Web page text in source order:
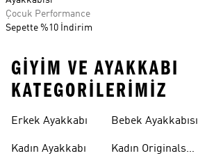
Çocuk Performance
Sepette %10 İndirim
GIYIM VE AYAKKABI
KATEGORILERIMIZ
Erkek Ayakkabı
Kadın Ayakkabı
Bebek Ayakkabısı
Kadın Originals